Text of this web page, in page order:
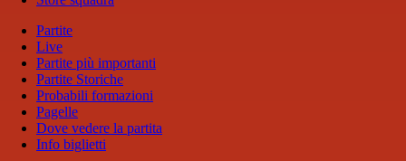
Partite
Live
Partite più importanti
Partite Storiche
Probabili formazioni
Pagelle
Dove vedere la partita
Info biglietti